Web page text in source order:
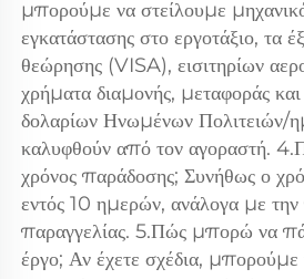
μπορούμε να στείλουμε
εγκατάστασης στο εργοτάξιο, τα
θεώρησης (VISA), εισιτηρίων
χρήματα διαμονής, μεταφοράς
δολαρίων Ηνωμένων Πολιτειών/
καλυφθούν από τον αγοραστή.
χρόνος παράδοσης; Συνήθως ο
εντός 10 ημερών, ανάλογα με
παραγγελίας. 5.Πώς μπορώ να
έργο; Αν έχετε σχέδια, μπορούμε